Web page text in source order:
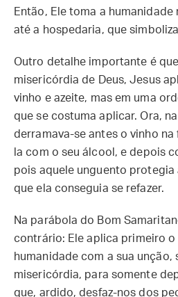
Então, Ele toma a humanidade
até a hospedaria, que
Outro detalhe importante é
misericórdia de Deus, Jesus
vinho e azeite, mas em uma
que se costuma aplicar. Ora,
derramava-se antes o vinho
la com o seu álcool, e depois
pois aquele unguento protegia
que ela conseguia se refazer.
Na parábola do Bom
contrário: Ele aplica primeiro o
humanidade com a sua unção,
misericórdia, para somente
que, ardido, desfaz-nos dos